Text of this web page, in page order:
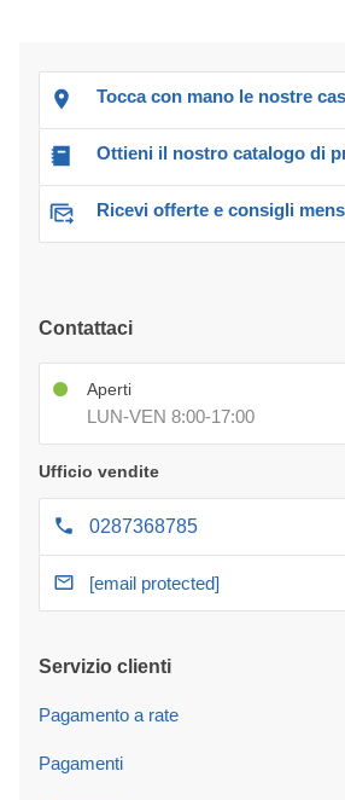
Tocca con mano le nostre case
Ottieni il nostro catalogo di
Ricevi offerte e consigli
Contattaci
Aperti
LUN-VEN 8:00-17:00
Ufficio vendite
0287368785
[email protected]
Servizio clienti
Pagamento a rate
Pagamenti